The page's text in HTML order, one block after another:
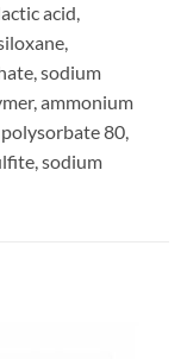
acid,
sodium
ammonium
80,
sodium